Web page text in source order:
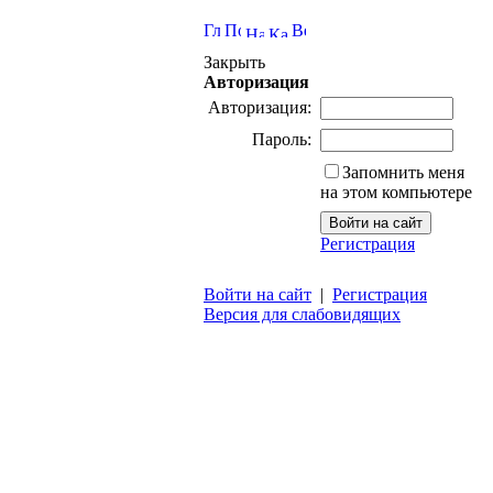
Закрыть
Авторизация
Авторизация:
Пароль:
Запомнить меня
на этом компьютере
Регистрация
Войти на сайт | Регистрация
Версия для слабовидящих